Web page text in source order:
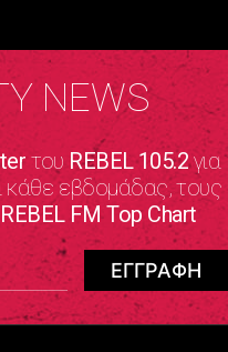
NEWS
τουREBEL 105.2για
κάθε εβδομάδας, τους
REBEL FM Top Chart